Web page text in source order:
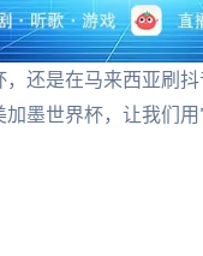
还是在马来西亚刷
墨世界杯，让我们